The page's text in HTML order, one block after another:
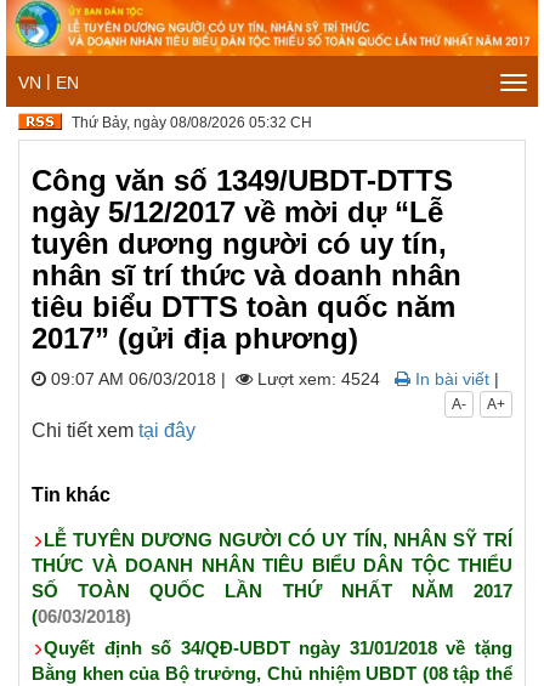
VN | EN
Thứ Bảy, ngày 08/08/2026 05:32 CH
Công văn số 1349/UBDT-DTTS
ngày 5/12/2017 về mời dự “Lễ
tuyên dương người có uy tín,
nhân sĩ trí thức và doanh nhân
tiêu biểu DTTS toàn quốc năm
2017” (gửi địa phương)
09:07 AM 06/03/2018 | Lượt xem: 4524 In bài viết |
A+
A-
Chi tiết xem tại đây
Tin khác
LỄ TUYÊN DƯƠNG NGƯỜI CÓ UY TÍN, NHÂN SỸ TRÍ
THỨC VÀ DOANH NHÂN TIÊU BIỂU DÂN TỘC THIỂU
SỐ TOÀN QUỐC LẦN THỨ NHẤT NĂM 2017
(06/03/2018)
Quyết định số 34/QĐ-UBDT ngày 31/01/2018 về tặng
Bằng khen của Bộ trưởng, Chủ nhiệm UBDT (08 tập thể